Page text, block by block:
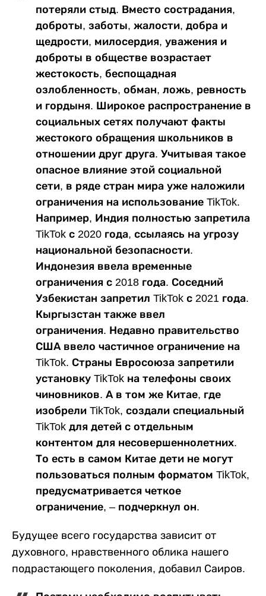
потеряли стыд. Вместо сострадания,
доброты, заботы, жалости, добра и
щедрости, милосердия, уважения и
доброты в обществе возрастает
жестокость, беспощадная
озлобленность, обман, ложь, ревность
и гордыня. Широкое распространение в
социальных сетях получают факты
жестокого обращения школьников в
отношении друг друга. Учитывая такое
опасное влияние этой социальной
сети, в ряде стран мира уже наложили
ограничения на использование TikTok.
Например, Индия полностью запретила
TikTok с 2020 года, ссылаясь на угрозу
национальной безопасности.
Индонезия ввела временные
ограничения с 2018 года. Соседний
Узбекистан запретил TikTok с 2021 года.
Кыргызстан также ввел
ограничения. Недавно правительство
США ввело частичное ограничение на
TikTok. Страны Евросоюза запретили
установку TikTok на телефоны своих
чиновников. А в том же Китае, где
изобрели TikTok, создали специальный
TikTok для детей с отдельным
контентом для несовершеннолетних.
То есть в самом Китае дети не могут
пользоваться полным форматом TikTok,
предусматривается четкое
ограничение, – подчеркнул он.
Будущее всего государства зависит от
духовного, нравственного облика нашего
подрастающего поколения, добавил Саиров.